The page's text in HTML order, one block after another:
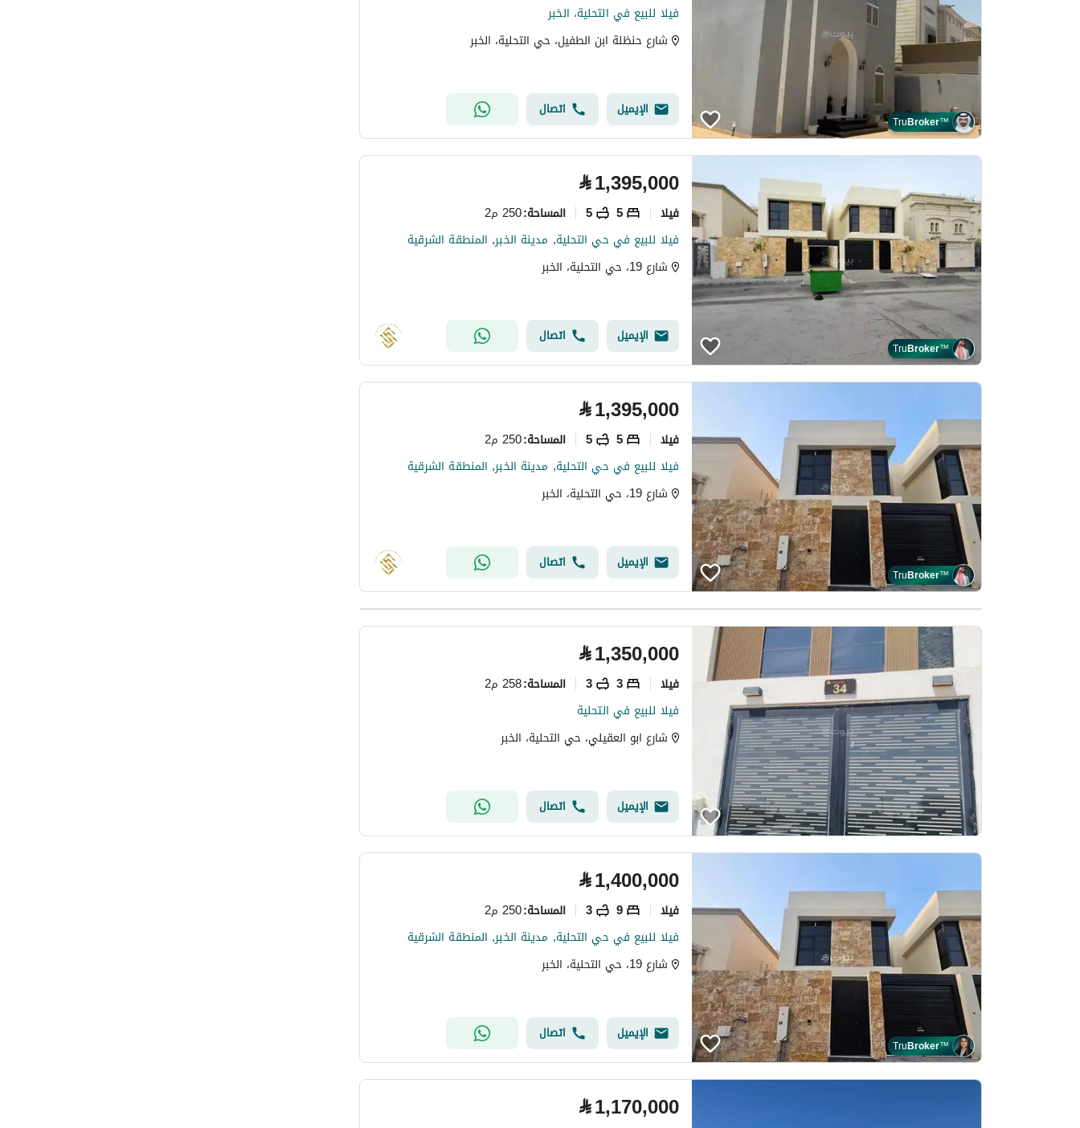
TruBroker™
فيلا للبيع في التحلية، الخبر
شارع حنظلة ابن الطفيل، حي التحلية، الخبر
الإيميل اتصال
TruBroker™
⃁1,395,000
فیلا 5
5 المساحة:250 م2
فيلا للبيع في حي التحلية, مدينة الخبر, المنطقة الشرقية
شارع 19، حي التحلية، الخبر
الإيميل اتصال
TruBroker™
⃁1,395,000
فیلا 5
5 المساحة:250 م2
فيلا للبيع في حي التحلية, مدينة الخبر, المنطقة الشرقية
شارع 19، حي التحلية، الخبر
الإيميل اتصال
⃁1,350,000
فیلا 3
3 المساحة:258 م2
فيلا للبيع في التحلية
شارع ابو العقيلي، حي التحلية، الخبر
الإيميل اتصال
TruBroker™
⃁1,400,000
فیلا 9
3 المساحة:250 م2
فيلا للبيع في حي التحلية, مدينة الخبر, المنطقة الشرقية
شارع 19، حي التحلية، الخبر
الإيميل اتصال
⃁1,170,000